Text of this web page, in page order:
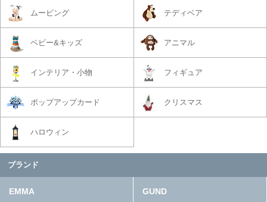
ムービング テディベア
ベビー&キッズ アニマル
インテリア・小物 フィギュア
ポップアップカード クリスマス
ハロウィン
ブランド
EMMA GUND